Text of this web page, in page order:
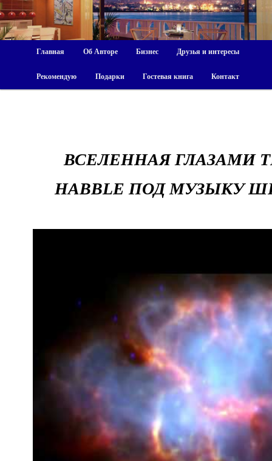
Главная Об Авторе Бизнес Друзья и интересы
Рекомендую Подарки Гостевая книга Контакт
ВСЕЛЕННАЯ ГЛАЗАМИ
HABBLE ПОД МУЗЫКУ